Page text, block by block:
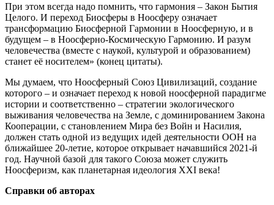
При этом всегда надо помнить, что гармония – Закон Бытия
Целого. И переход Биосферы в Ноосферу означает
трансформацию Биосферной Гармонии в Ноосферную, и в
будущем – в Ноосферно-Космическую Гармонию. И разум
человечества (вместе с наукой, культурой и образованием)
станет её носителем» (конец цитаты).
Мы думаем, что Ноосферный Союз Цивилизаций, создание
которого – и означает переход к новой ноосферной парадигме
истории и соответственно – стратегии экологического
выживания человечества на Земле, с доминированием Закона
Кооперации, с становлением Мира без Войн и Насилия,
должен стать одной из ведущих идей деятельности ООН на
ближайшее 20-летие, которое открывает начавшийся 2021-й
год. Научной базой для такого Союза может служить
Ноосферизм, как планетарная идеология XXI века!
Справки об авторах